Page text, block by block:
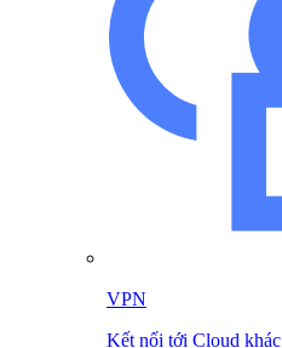
VPN
Kết nối tới Cloud khác